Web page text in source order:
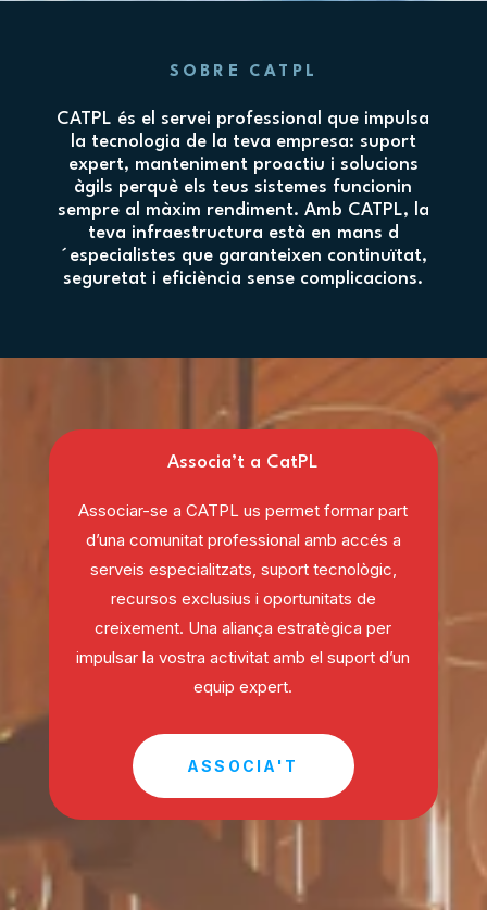
SOBRE CATPL
CATPL és el servei professional que impulsa
la tecnologia de la teva empresa: suport
expert, manteniment proactiu i solucions
àgils perquè els teus sistemes funcionin
sempre al màxim rendiment. Amb CATPL, la
teva infraestructura està en mans d
´especialistes que garanteixen continuïtat,
seguretat i eficiència sense complicacions.
Associa’t a CatPL
Associar-se a CATPL us permet formar part
d’una comunitat professional amb accés a
serveis especialitzats, suport tecnològic,
recursos exclusius i oportunitats de
creixement. Una aliança estratègica per
impulsar la vostra activitat amb el suport d’un
equip expert.
ASSOCIA'T